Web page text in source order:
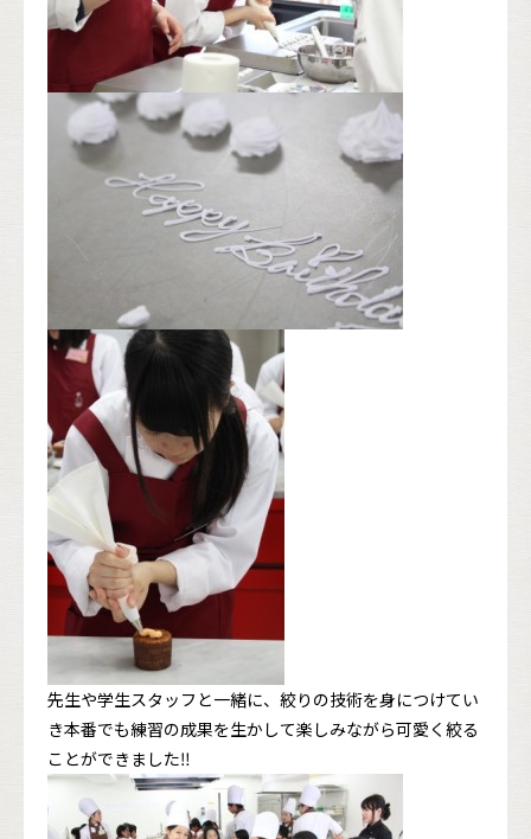
先生や学生スタッフと一緒に、絞りの技術を身につけてい
き本番でも練習の成果を生かして楽しみながら可愛く絞る
ことができました‼